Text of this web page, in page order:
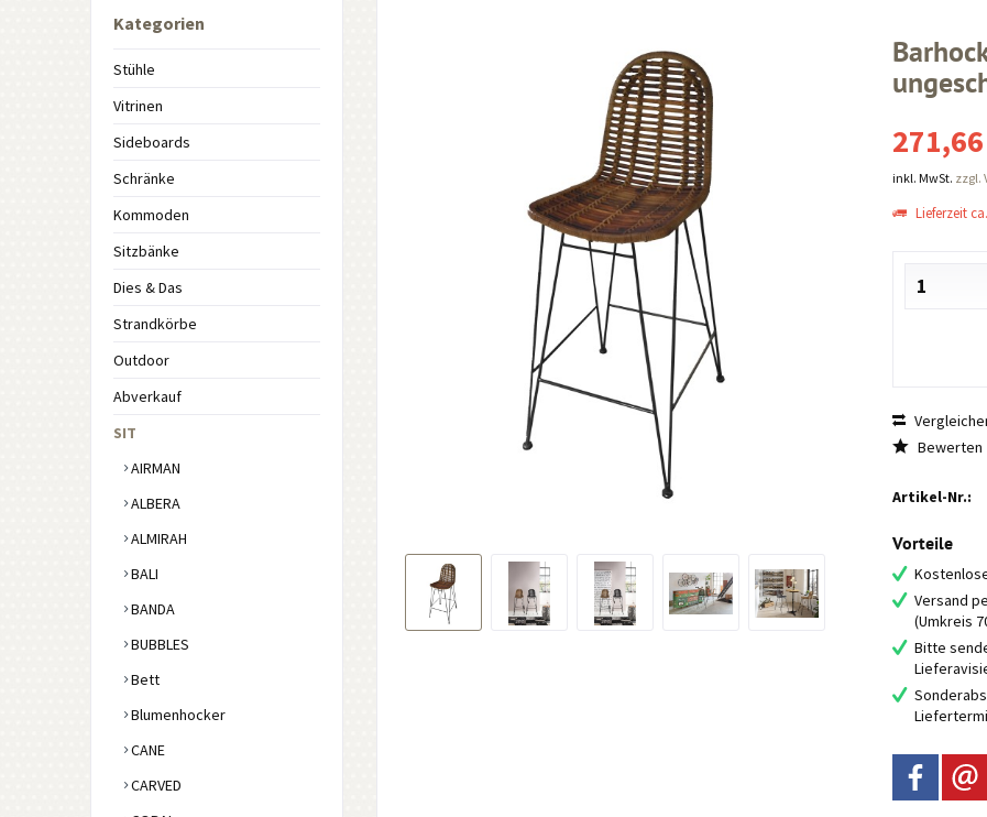
Kategorien
Stühle
Vitrinen
Sideboards
Schränke
Kommoden
Sitzbänke
Dies & Das
Strandkörbe
Outdoor
Abverkauf
SIT
AIRMAN
ALBERA
ALMIRAH
BALI
BANDA
BUBBLES
Bett
Blumenhocker
CANE
CARVED
inkl. MwSt. zzgl.
Lieferzeit
Bewerten
Artikel-Nr.:
Vorteile
Versand
(Umkreis
Bitte